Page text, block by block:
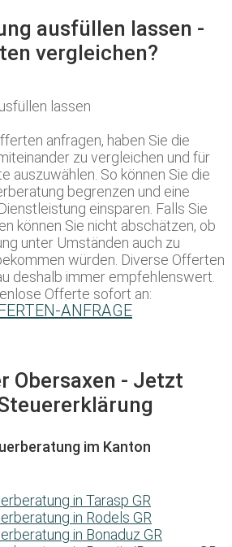
ausfüllen lassen -
vergleichen?
anfragen, haben Sie die
zu vergleichen und für
auszuwählen. So können Sie die
begrenzen und eine
einsparen. Falls Sie
können Sie nicht abschätzen, ob
unter Umständen auch zu
würden. Diverse Offerten
deshalb immer empfehlenswert.
Offerte sofort an:
ANFRAGE
Obersaxen - Jetzt
im Kanton
in Tarasp GR
in Rodels GR
in Bonaduz GR